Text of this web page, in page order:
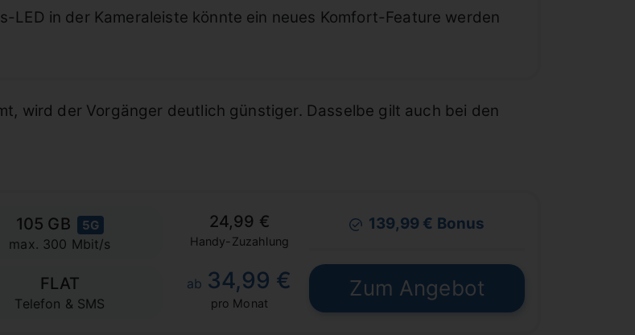
LED in der Kameraleiste könnte ein neues Komfort-Feature werden
wird der Vorgänger deutlich günstiger. Dasselbe gilt auch bei den
105 GB 5G
max. 300 Mbit/s
FLAT
Telefon & SMS
24,99 €
Handy-Zuzahlung
ab 34,99 €
pro Monat
139,99 € Bonus
Zum Angebot